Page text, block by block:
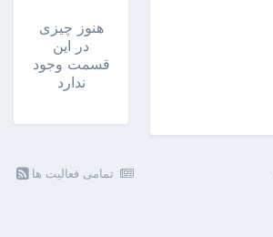
هنوز چیزی
در این
قسمت وجود
ندارد
تمامی فعالیت ها